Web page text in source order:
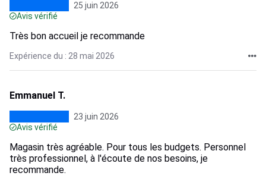
25 juin 2026
Avis vérifié
Très bon accueil je recommande
Expérience du : 28 mai 2026
Emmanuel T.
23 juin 2026
Avis vérifié
Magasin très agréable. Pour tous les budgets. Personnel
très professionnel, à l'écoute de nos besoins, je
recommande.